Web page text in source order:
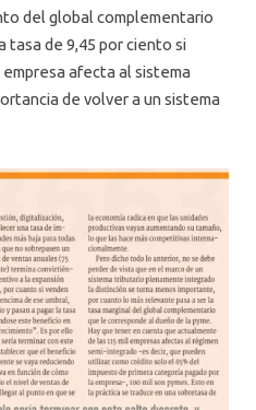
del global complementario
tasa de 9,45 por ciento si
afecta al sistema
de volver a un sistema